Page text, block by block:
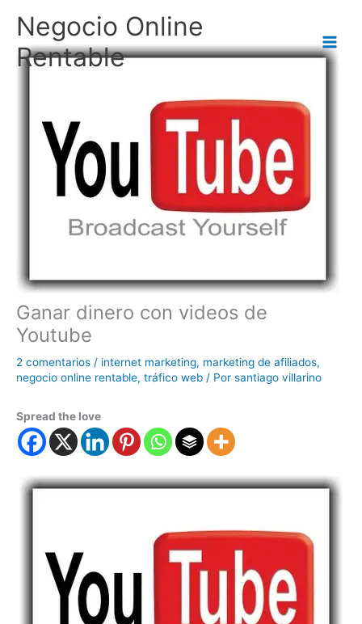
contenido
Negocio Online
Rentable
Ganar dinero con videos de
Youtube
2 comentarios / internet marketing, marketing de afiliados,
negocio online rentable, tráfico web / Por santiago villarino
Spread the love